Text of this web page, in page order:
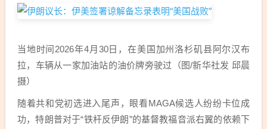
当地时间2026年4月30日，在美国加州洛杉矶县阿尔汉布
拉，车辆从一家加油站的油价牌旁驶过（图/新华社发 邱晨
摄）
随着共和党初选进入尾声，眼看MAGA候选人纷纷卡位成
功，特朗普对于“铁杆反伊朗”的基督教福音派右翼的依赖下